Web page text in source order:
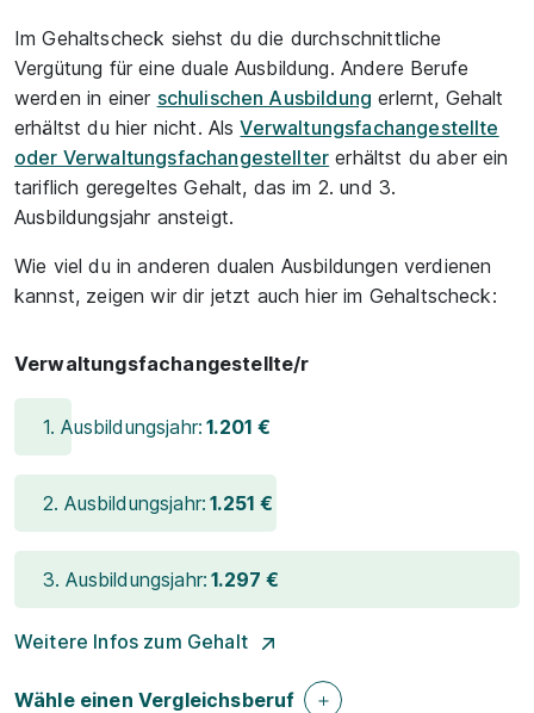
Im Gehaltscheck siehst du die durchschnittliche
Vergütung für eine duale Ausbildung. Andere Berufe
werden in einer schulischen Ausbildung erlernt, Gehalt
erhältst du hier nicht. AlsVerwaltungsfachangestellte
oder Verwaltungsfachangestellter erhältst du aber ein
tariflich geregeltes Gehalt, das im 2. und 3.
Ausbildungsjahr ansteigt.
Wie viel du in anderen dualen Ausbildungen verdienen
kannst, zeigen wir dir jetzt auch hier im Gehaltscheck:
Verwaltungsfachangestellte/r
1. Ausbildungsjahr: 1.201 €
2. Ausbildungsjahr: 1.251 €
3. Ausbildungsjahr: 1.297 €
Weitere Infos zum Gehalt
Wähle einen Vergleichsberuf